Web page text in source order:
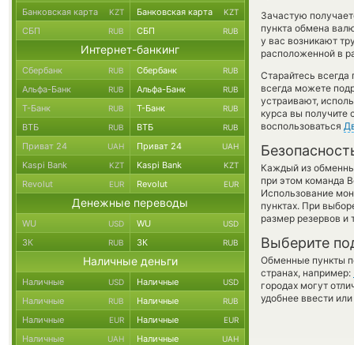
Зачастую
пункта обмена
у вас возникают
расположенной в
Старайтесь
всегда можете
устраивают,
курса вы получите
воспользоваться
Каждый из
при этом команда
Использование
пунктах. При
размер резервов и
Выберите
Обменные пункты
странах, например:
городах могут
удобнее ввести
Банковская карта KZT Банковская карта KZT
СБП RUB СБП RUB
Интернет-банкинг
Сбербанк RUB Сбербанк RUB
Альфа-Банк RUB Альфа-Банк RUB
Т-Банк RUB Т-Банк RUB
ВТБ RUB ВТБ RUB
Приват 24 UAH Приват 24 UAH
Kaspi Bank KZT Kaspi Bank KZT
Revolut EUR Revolut EUR
Денежные переводы
WU USD WU USD
ЗК RUB ЗК RUB
Наличные деньги
Наличные USD Наличные USD
Наличные RUB Наличные RUB
Наличные EUR Наличные EUR
Наличные UAH Наличные UAH